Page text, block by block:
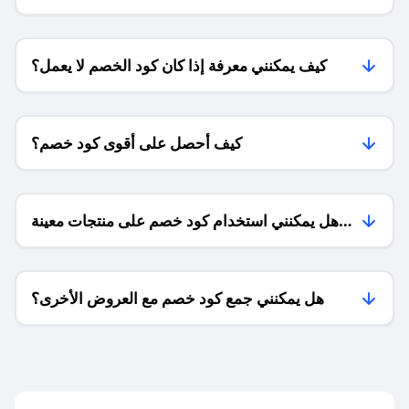
الشحن ؟
كيف يمكنني معرفة إذا كان كود الخصم لا يعمل؟
كيف أحصل على أقوى كود خصم؟
هل يمكنني استخدام كود خصم على منتجات معينة
فقط؟
هل يمكنني جمع كود خصم مع العروض الأخرى؟